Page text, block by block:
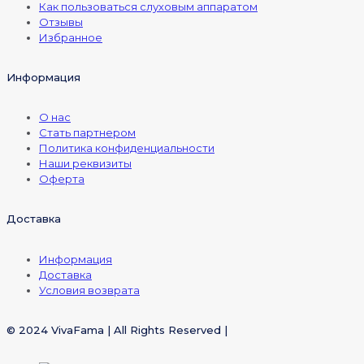
Как пользоваться слуховым аппаратом
Отзывы
Избранное
Информация
О нас
Стать партнером
Политика конфиденциальности
Наши реквизиты
Оферта
Доставка
Информация
Доставка
Условия возврата
© 2024 VivaFama | All Rights Reserved |